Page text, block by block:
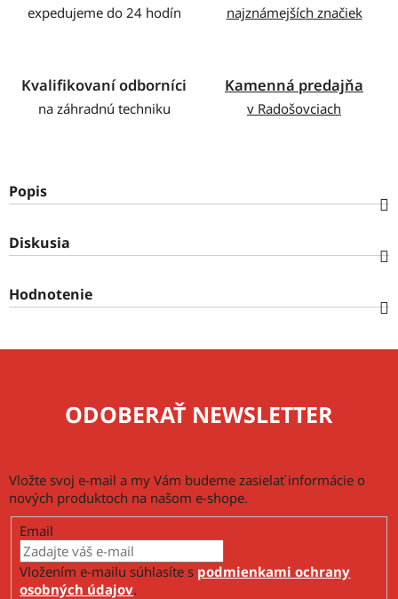
expedujeme do 24 hodín najznámejších značiek
Kvalifikovaní odborníci
na záhradnú techniku
Kamenná predajňa
v Radošovciach
Popis
Diskusia
Hodnotenie
ODOBERAŤ NEWSLETTER
Vložte svoj e-mail a my Vám budeme zasielať informácie o
nových produktoch na našom e-shope.
Email
Vložením e-mailu súhlasíte s podmienkami ochrany
osobných údajov.